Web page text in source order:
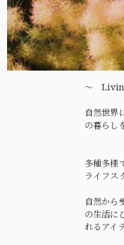
〜
自然世界
の暮らし
多種多様
ライフス
自然から
の生活に
れるアイ